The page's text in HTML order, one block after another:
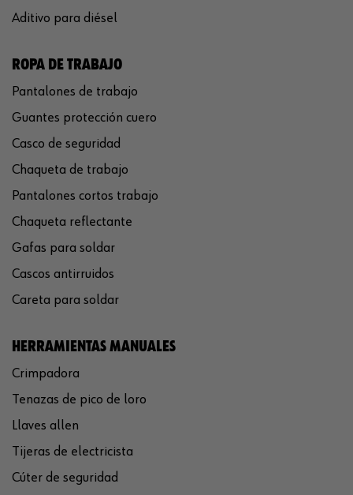
Aditivo para diésel
ROPA DE TRABAJO
Pantalones de trabajo
Guantes protección cuero
Casco de seguridad
Chaqueta de trabajo
Pantalones cortos trabajo
Chaqueta reflectante
Gafas para soldar
Cascos antirruidos
Careta para soldar
HERRAMIENTAS MANUALES
Crimpadora
Tenazas de pico de loro
Llaves allen
Tijeras de electricista
Cúter de seguridad